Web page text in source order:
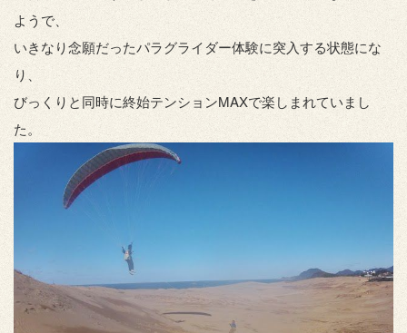
ようで、
いきなり念願だったパラグライダー体験に突入する状態にな
り、
びっくりと同時に終始テンションMAXで楽しまれていまし
た。